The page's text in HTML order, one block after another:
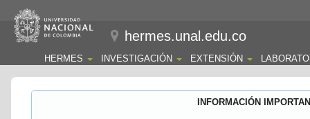
hermes.unal.edu.co
HERMES INVESTIGACIÓN EXTENSIÓN
INFORMACIÓN